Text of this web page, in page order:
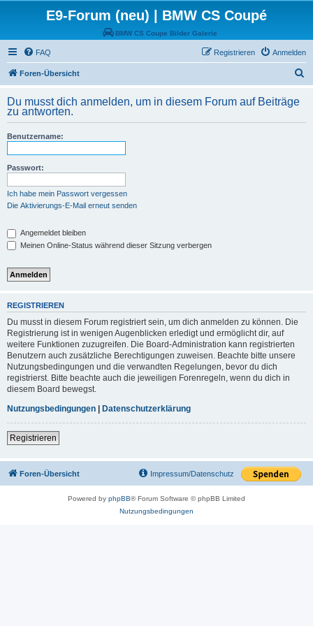
E9-Forum (neu) | BMW CS Coupé
BMW CS Coupe Bilder Galerie
FAQ Anmelden
Registrieren
Foren-Übersicht
h
Du musst dich anmelden, um in diesem Forum auf Beiträge
zu antworten.
Benutzername:
Passwort:
Ich habe mein Passwort vergessen
Die Aktivierungs-E-Mail erneut senden
Angemeldet bleiben
Meinen Online-Status während dieser Sitzung verbergen
REGISTRIEREN
Du musst in diesem Forum registriert sein, um dich anmelden zu können. Die
Registrierung ist in wenigen Augenblicken erledigt und ermöglicht dir, auf
weitere Funktionen zuzugreifen. Die Board-Administration kann registrierten
Benutzern auch zusätzliche Berechtigungen zuweisen. Beachte bitte unsere
Nutzungsbedingungen und die verwandten Regelungen, bevor du dich
registrierst. Bitte beachte auch die jeweiligen Forenregeln, wenn du dich in
diesem Board bewegst.
Nutzungsbedingungen | Datenschutzerklärung
Registrieren
Foren-Übersicht Impressum/Datenschutz
Powered by phpBB® Forum Software © phpBB Limited
Nutzungsbedingungen